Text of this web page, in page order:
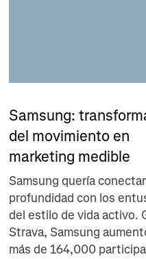
Samsung:
del movimiento en
marketing medible
Samsung quería
profundidad con los
del estilo de vida activo.
Strava, Samsung
más de 164,000